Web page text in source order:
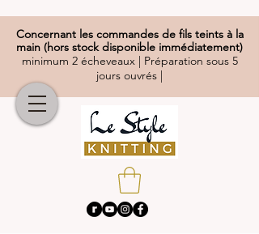
Concernantles commandes de fils teints à la
main (hors stock disponible immédiatement)
minimum 2 écheveaux | Préparation sous 5
jours ouvrés |